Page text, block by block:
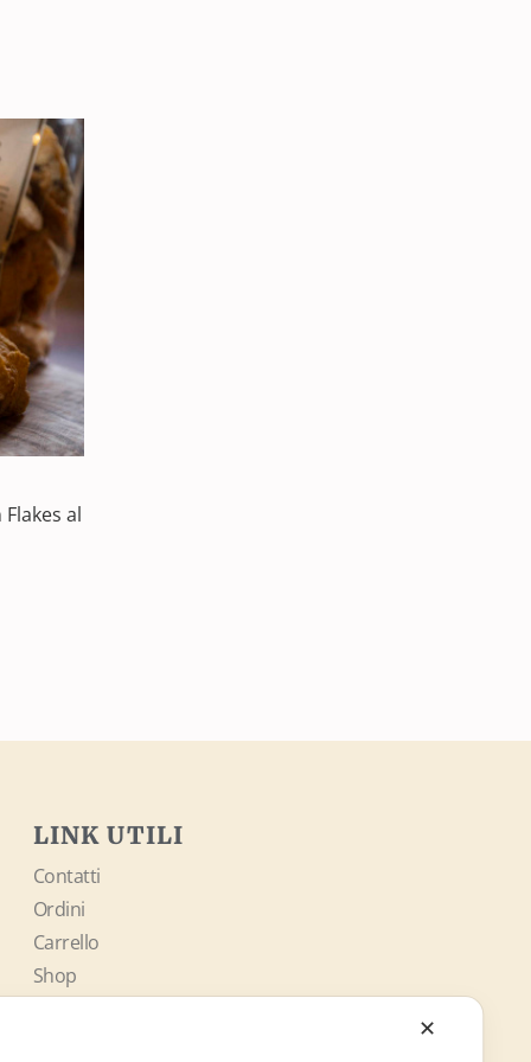
al
LINK UTILI
Contatti
Ordini
Carrello
Shop
✕